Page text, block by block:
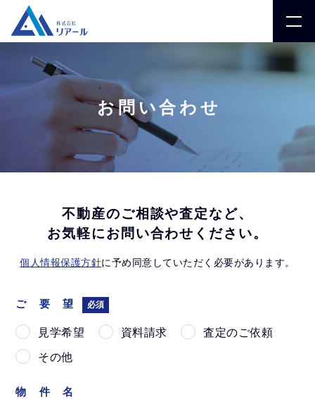
お問い合わせ
不動産のご相談や査定など、
お気軽にお問い合わせください。
個人情報保護方針に予め同意していただく必要があります。
ご要望 必須
見学希望 資料請求
査定のご依頼
その他
物件名